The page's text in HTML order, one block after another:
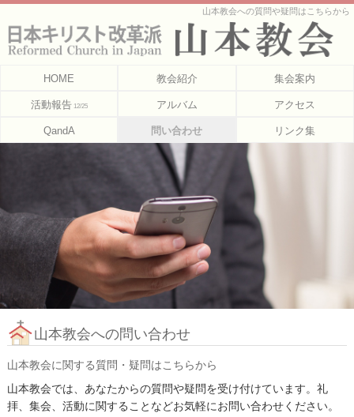
山本教会への質問や疑問はこちらから
HOME 教会紹介 集会案内
活動報告 12/25 アルバム アクセス
QandA 問い合わせ リンク集
山本教会への問い合わせ
山本教会に関する質問・疑問はこちらから
山本教会では、あなたからの質問や疑問を受け付けています。礼
拝、集会、活動に関することなどお気軽にお問い合わせください。